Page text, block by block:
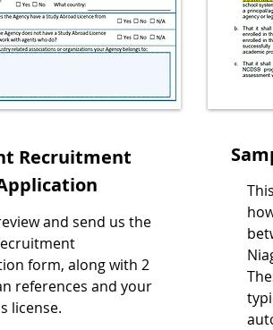
Recruitment
and send us the
form, along with 2
references and your
license.